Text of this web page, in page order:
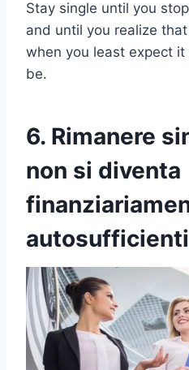
Stay single until you
and until you realize
when you least expect it
be.
6. Rimanere
non si diventa
autosufficienti